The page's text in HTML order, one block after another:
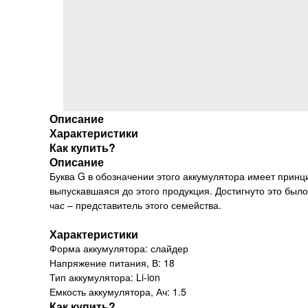
Описание
Характеристики
Как купить?
Описание
Буква G в обозначении этого аккумулятора имеет
выпускавшаяся до этого продукция. Достигнуто это
час – представитель этого семейства.
Характеристики
Форма аккумулятора: слайдер
Напряжение питания, В: 18
Тип аккумулятора: Li-ion
Емкость аккумулятора, Ач: 1.5